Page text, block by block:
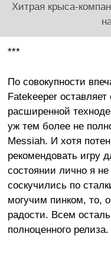
Хитрая крыса-
***
По совокупности
Fatekeeper
расширенной
уж тем более не
Messiah. И хотя
рекомендовать игру
состоянии лично я
соскучились по
могучим пинком, то,
радости. Всем
полноценного релиза.